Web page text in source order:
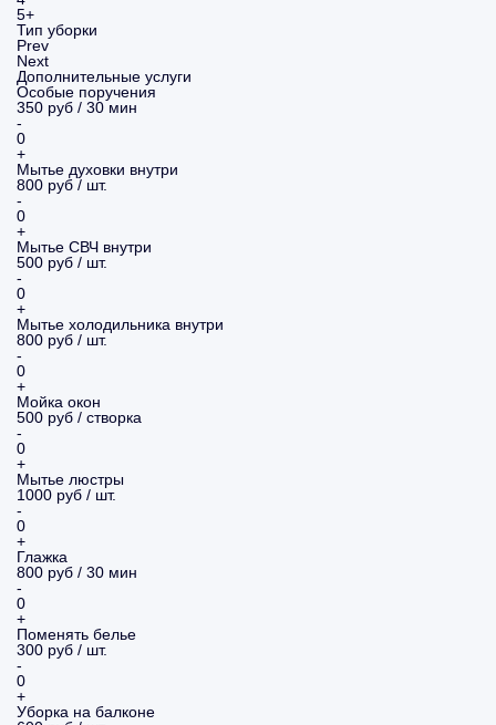
5+
Тип уборки
Prev
Next
Дополнительные услуги
Особые поручения
350 руб / 30 мин
-
0
+
Мытье духовки внутри
800 руб / шт.
-
0
+
Мытье СВЧ внутри
500 руб / шт.
-
0
+
Мытье холодильника внутри
800 руб / шт.
-
0
+
Мойка окон
500 руб / створка
-
0
+
Мытье люстры
1000 руб / шт.
-
0
+
Глажка
800 руб / 30 мин
-
0
+
Поменять белье
300 руб / шт.
-
0
+
Уборка на балконе